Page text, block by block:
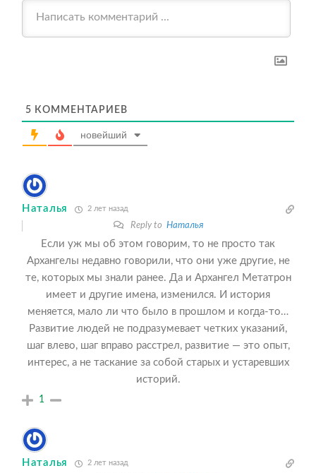
5 КОММЕНТАРИЕВ
новейший
Наталья 2 лет назад
Reply to Наталья
Если уж мы об этом говорим, то не просто так
Архангелы недавно говорили, что они уже другие, не
те, которых мы знали ранее. Да и Архангел Метатрон
имеет и другие имена, изменился. И история
меняется, мало ли что было в прошлом и когда-то…
Развитие людей не подразумевает четких указаний,
шаг влево, шаг вправо расстрел, развитие — это опыт,
интерес, а не таскание за собой старых и устаревших
историй.
1
Наталья 2 лет назад